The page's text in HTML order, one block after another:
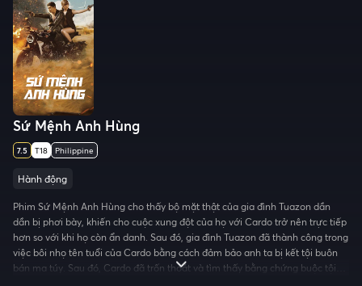
Sứ Mệnh Anh Hùng
7.5 T18 Philippine
Hành động
Phim Sứ Mệnh Anh Hùng cho thấy bộ mặt thật của gia đình Tuazon dần
dần bị phơi bày, khiến cho cuộc xung đột của họ với Cardo trở nên trực tiếp
hơn so với khi họ còn ẩn danh. Sau đó, gia đình Tuazon đã thành công trong
việc bôi nhọ tên tuổi của Cardo bằng cách đảm bảo anh ta bị kết tội buôn
bán ma túy. Sau đó, Cardo đã trốn thoát và tìm thấy bằng chứng buộc tội